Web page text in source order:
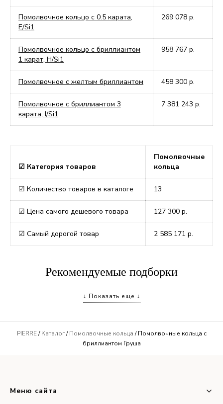
Помолвочное кольцо c 0.5 карата,
E/Si1
269 078 р.
Помолвочное кольцо с бриллиантом
1 карат, H/Si1
958 767 р.
Помолвочное с желтым бриллиантом 458 300 р.
Помолвочное с бриллиантом 3
карата, I/Si1
7 381 243 р.
☑ Категория товаров
Помолвочные
кольца
☑ Количество товаров в каталоге 13
☑ Цена самого дешевого товара 127 300 р.
☑ Самый дорогой товар 2 585 171 р.
Рекомендуемые подборки
Помолвочные кольца малинка
Необычные помолвочные кольца
Кольца с бриллиантом 0.8 карат
↓ Показать еще ↓
PIERRE/Каталог/Помолвочные кольца / Помолвочные кольца с
бриллиантом Груша
Меню сайта